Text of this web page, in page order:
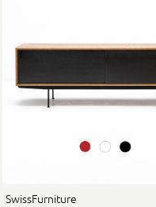
SwissFurniture